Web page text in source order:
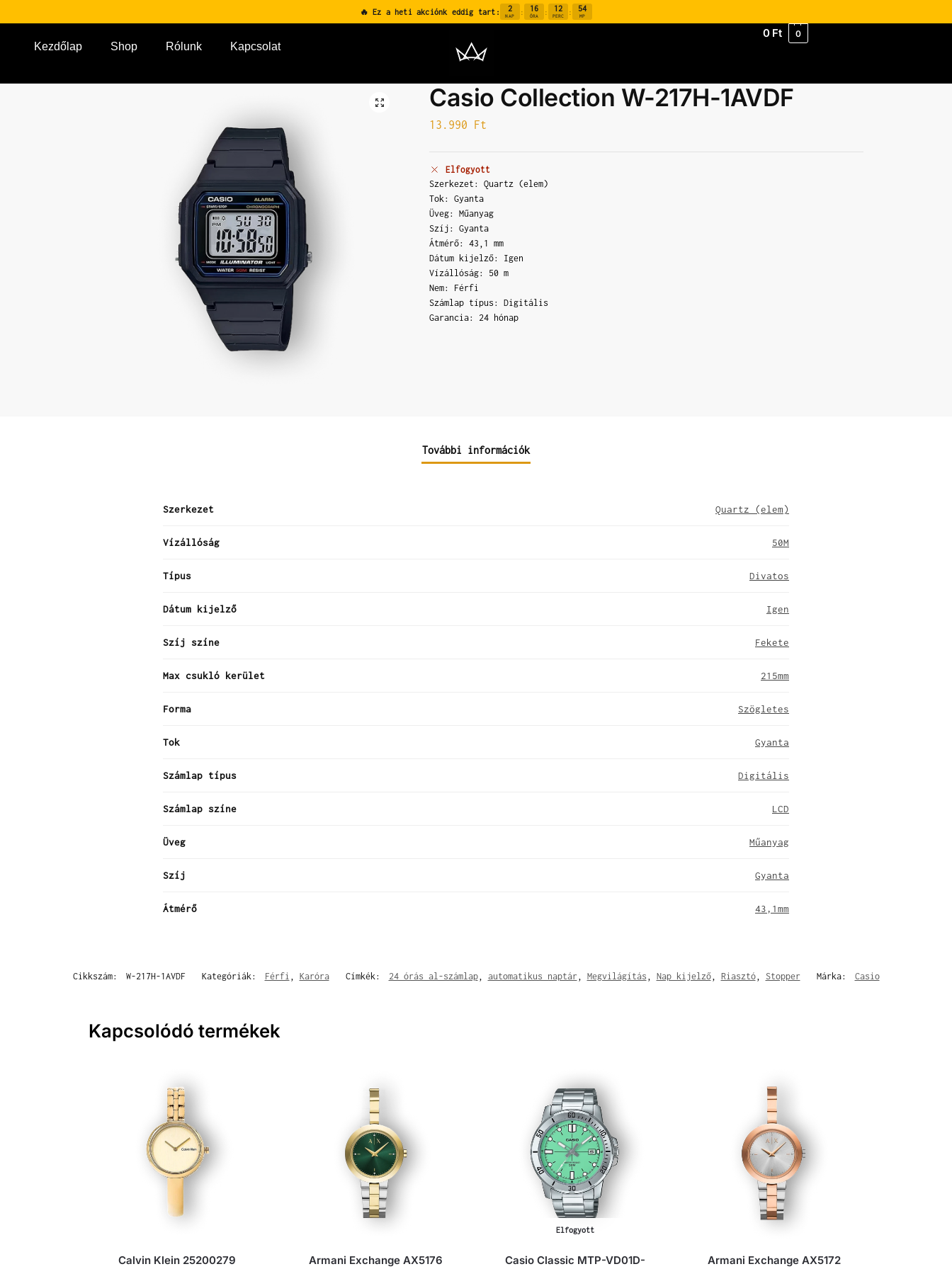
🔥 Ez a heti akciónk eddig tart: 2
NAP : 16
ÓRA : 12
PERC : 53
MP
Kezdőlap Shop Rólunk Kapcsolat
0 Ft 0
Casio Collection W-217H-1AVDF
13.990 Ft
Elfogyott
Szerkezet: Quartz (elem)
Tok: Gyanta
Üveg: Műanyag
Szíj: Gyanta
Átmérő: 43,1 mm
Dátum kijelző: Igen
Vízállóság: 50 m
Nem: Férfi
Számlap típus: Digitális
Garancia: 24 hónap
További információk
Szerkezet Quartz (elem)
Vízállóság 50M
Típus Divatos
Dátum kijelző Igen
Szíj színe Fekete
Max csukló kerület 215mm
Forma Szögletes
Tok Gyanta
Számlap típus Digitális
Számlap színe LCD
Üveg Műanyag
Szíj Gyanta
Átmérő 43,1mm
Cikkszám: W-217H-1AVDF Kategóriák: Férfi , Karóra Címkék: 24 órás al-számlap, automatikus naptár, Megvilágítás , Nap kijelző, Riasztó, Stopper Márka: Casio
Kapcsolódó termékek
Calvin Klein 25200279 Armani Exchange AX5176
Elfogyott
Casio Classic MTP-VD01D-
Armani Exchange AX5172